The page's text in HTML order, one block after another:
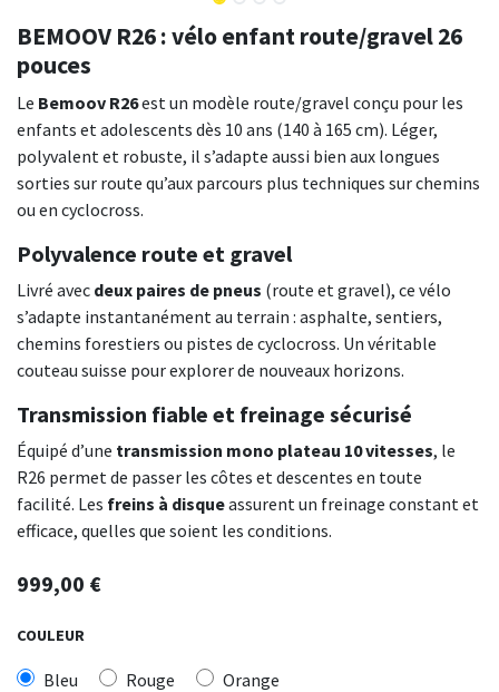
BEMOOV R26 : vélo enfant route/gravel 26
pouces
Le Bemoov R26est un modèle route/gravel conçu pour les
enfants et adolescents dès 10 ans (140 à 165 cm). Léger,
polyvalent et robuste, il s’adapte aussi bien aux longues
sorties sur route qu’aux parcours plus techniques sur chemins
ou en cyclocross.
Polyvalence route et gravel
Livré avec deux paires de pneus (route et gravel), ce vélo
s’adapte instantanément au terrain : asphalte, sentiers,
chemins forestiers ou pistes de cyclocross. Un véritable
couteau suisse pour explorer de nouveaux horizons.
Transmission fiable et freinage sécurisé
Équipé d’une transmission mono plateau 10 vitesses, le
R26 permet de passer les côtes et descentes en toute
facilité. Les freins à disqueassurent un freinage constant et
efficace, quelles que soient les conditions.
999,00 €
COULEUR
Bleu Rouge Orange